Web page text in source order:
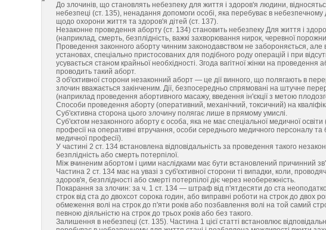
До злочинів, що становлять небезпеку для життя і здоров'я людини,
небезпеці (ст. 135), ненадання допомоги особі, яка перебуває в
щодо охорони життя та здоров'я дітей (ст. 137).
Незаконне проведення аборту (ст. 134) становить небезпеку Для життя і
(наприклад, смерть, безплідність, важкі захворювання нирок, черевної
Проведення законного аборту чинним законодавством не забороняється, але
установах, спеціально пристосованих для подібного роду операцій і при
усувається станом крайньої необхідності. Згода вагітної жінки на
проводить такий аборт.
З об'єктивної сторони незаконний аборт — це дії винного, що полягають в
злочин вважається закінченим. Дії, безпосередньо спрямовані на штучне
(наприклад проведення абортивного масажу, введення ін'єкції з метою
Способи проведення аборту (оперативний, механічний, токсичний) на
Суб'єктивна сторона цього злочину полягає лише в прямому умислі.
Суб'єктом незаконного аборту є особа, яка не має спеціальної медичної
професії на оперативні втручання, особи середнього медичного персоналу та
медичної професії).
У частині 2 ст. 134 встановлена відповідальність за проведення такого
безплідність або смерть потерпілої.
Між вчиненим абортом і цими наслідками має бути встановлений причинний
Частина 2 ст. 134 має на увазі з суб'єктивної сторони ті випадки, коли,
здоров'я, безплідності або смерті потерпілої діє через необережність.
Покарання за злочин: за ч. 1 ст. 134 — штраф від п'ятдесяти до ста
строк від ста до двохсот сорока годин, або виправні роботи на строк до двох
обмеження волі на строк до п'яти років або позбавлення волі на той самий
певною діяльністю на строк до трьох років або без такого.
Залишення в небезпеці (ст. 135). Частина 1 цієї статті встановлює